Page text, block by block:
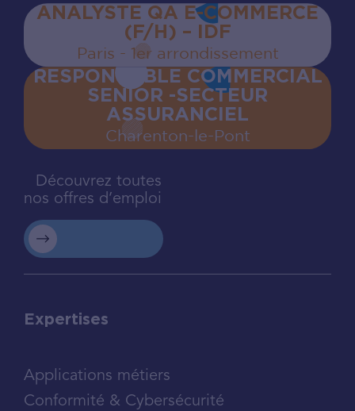
ANALYSTE QA E-COMMERCE
(F/H) – IDF
Paris - 1er arrondissement
RESPONSABLE COMMERCIAL
SENIOR -SECTEUR
ASSURANCIEL
Charenton‍-‍le‍-‍Pont
Découvrez toutes
nos offres d’emploi
Expertises
Applications métiers
Conformité & Cybersécurité